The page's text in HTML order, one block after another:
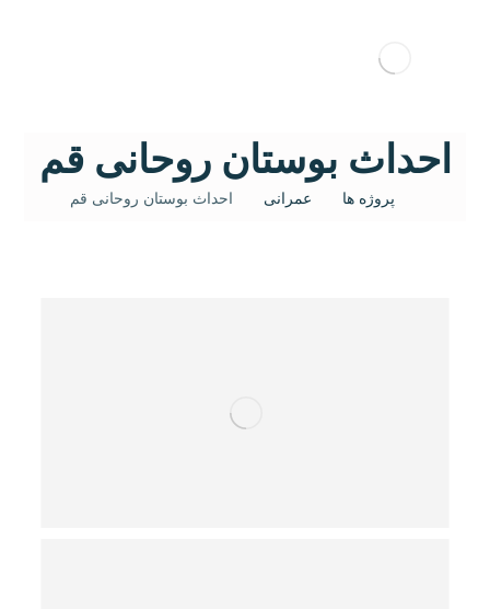
احداث بوستان روحانی قم
پروژه ها عمرانی احداث بوستان روحانی قم